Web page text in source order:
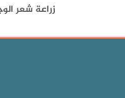
زراعة شعر